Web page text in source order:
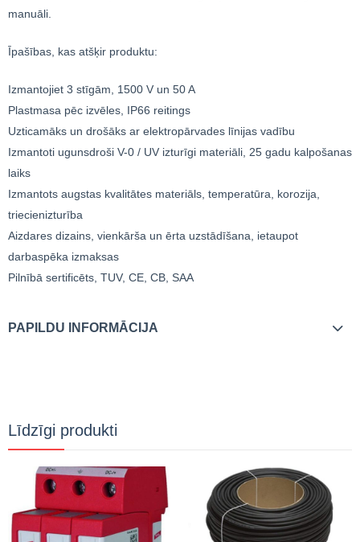
manuāli.
Īpašības, kas atšķir produktu:
Izmantojiet 3 stīgām, 1500 V un 50 A
Plastmasa pēc izvēles, IP66 reitings
Uzticamāks un drošāks ar elektropārvades līnijas vadību
Izmantoti ugunsdroši V-0 / UV izturīgi materiāli, 25 gadu kalpošanas
laiks
Izmantots augstas kvalitātes materiāls, temperatūra, korozija,
triecienizturība
Aizdares dizains, vienkārša un ērta uzstādīšana, ietaupot
darbaspēka izmaksas
Pilnībā sertificēts, TUV, CE, CB, SAA
PAPILDU INFORMĀCIJA
Līdzīgi produkti